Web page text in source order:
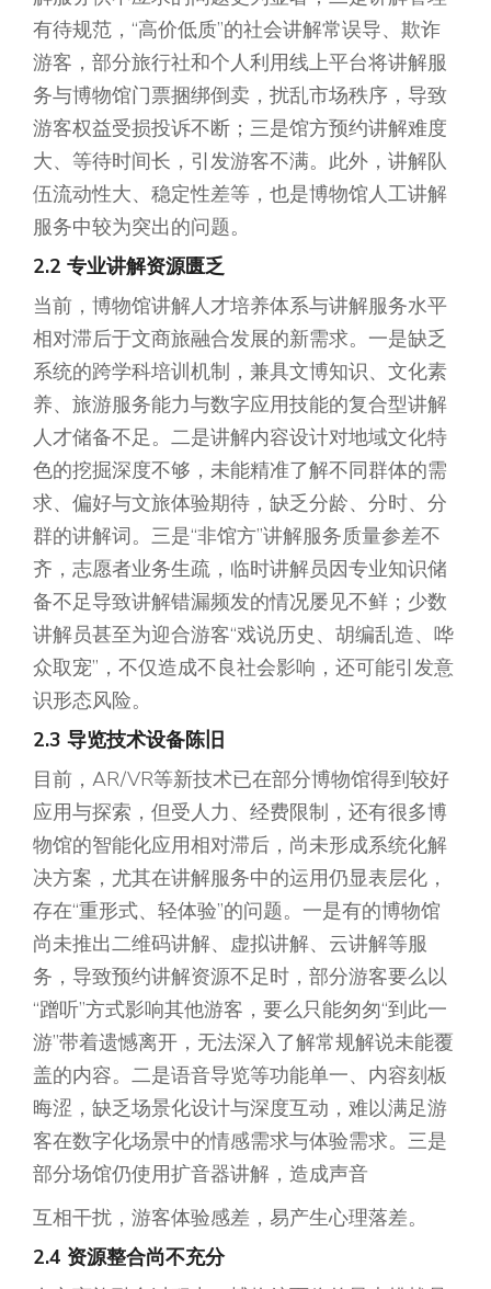
有待规范，“高价低质”的社会讲解常误导、欺诈
游客，部分旅行社和个人利用线上平台将讲解服
务与博物馆门票捆绑倒卖，扰乱市场秩序，导致
游客权益受损投诉不断；三是馆方预约讲解难度
大、等待时间长，引发游客不满。此外，讲解队
伍流动性大、稳定性差等，也是博物馆人工讲解
服务中较为突出的问题。
2.2 专业讲解资源匮乏
当前，博物馆讲解人才培养体系与讲解服务水平
相对滞后于文商旅融合发展的新需求。一是缺乏
系统的跨学科培训机制，兼具文博知识、文化素
养、旅游服务能力与数字应用技能的复合型讲解
人才储备不足。二是讲解内容设计对地域文化特
色的挖掘深度不够，未能精准了解不同群体的需
求、偏好与文旅体验期待，缺乏分龄、分时、分
群的讲解词。三是“非馆方”讲解服务质量参差不
齐，志愿者业务生疏，临时讲解员因专业知识储
备不足导致讲解错漏频发的情况屡见不鲜；少数
讲解员甚至为迎合游客“戏说历史、胡编乱造、哗
众取宠”，不仅造成不良社会影响，还可能引发意
识形态风险。
2.3 导览技术设备陈旧
目前，AR/VR等新技术已在部分博物馆得到较好
应用与探索，但受人力、经费限制，还有很多博
物馆的智能化应用相对滞后，尚未形成系统化解
决方案，尤其在讲解服务中的运用仍显表层化，
存在“重形式、轻体验”的问题。一是有的博物馆
尚未推出二维码讲解、虚拟讲解、云讲解等服
务，导致预约讲解资源不足时，部分游客要么以
“蹭听”方式影响其他游客，要么只能匆匆“到此一
游”带着遗憾离开，无法深入了解常规解说未能覆
盖的内容。二是语音导览等功能单一、内容刻板
晦涩，缺乏场景化设计与深度互动，难以满足游
客在数字化场景中的情感需求与体验需求。三是
部分场馆仍使用扩音器讲解，造成声音
互相干扰，游客体验感差，易产生心理落差。
2.4 资源整合尚不充分